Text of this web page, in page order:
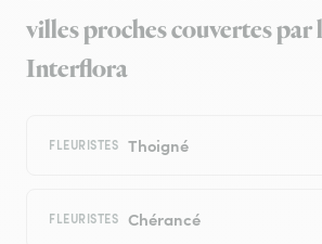
villes proches couvertes par
Interflora
FLEURISTES Thoigné
FLEURISTES Chérancé